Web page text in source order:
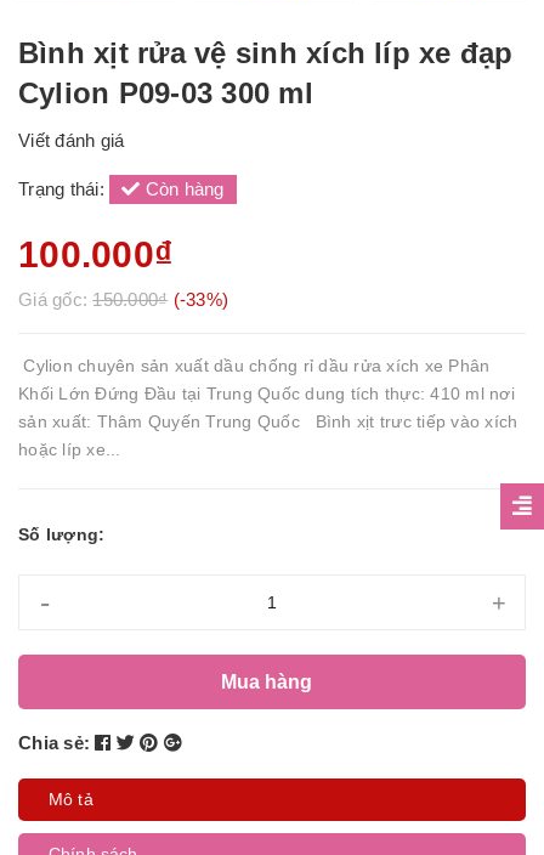
Bình xịt rửa vệ sinh xích líp xe đạp
Cylion P09-03 300 ml
Viết đánh giá
Trạng thái: Còn hàng
100.000₫
Giá gốc:150.000₫ (-33%)
Cylion chuyên sản xuất dầu chống rỉ dầu rửa xích xe Phân
Khối Lớn Đứng Đầu tại Trung Quốc dung tích thực: 410 ml nơi
sản xuất: Thâm Quyến Trung Quốc Bình xịt trưc tiếp vào xích
hoặc líp xe...
Số lượng:
- +
Mua hàng
Chia sẻ:
Mô tả